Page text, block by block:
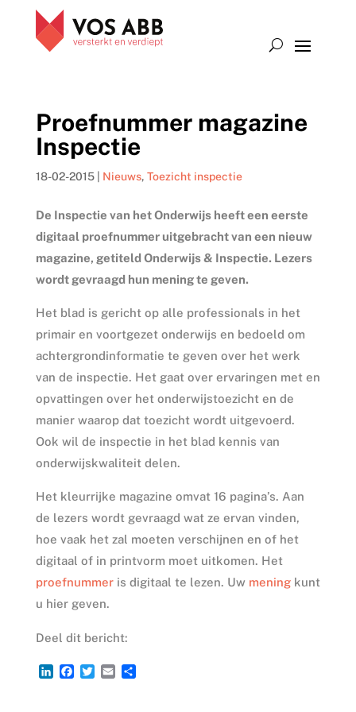
Proefnummer magazine
Inspectie
18-02-2015| Nieuws, Toezicht inspectie
De Inspectie van het Onderwijs heeft een eerste
digitaal proefnummer uitgebracht van een nieuw
magazine, getiteld Onderwijs & Inspectie. Lezers
wordt gevraagd hun mening te geven.
Het blad is gericht op alle professionals in het
primair en voortgezet onderwijs en bedoeld om
achtergrondinformatie te geven over het werk
van de inspectie. Het gaat over ervaringen met en
opvattingen over het onderwijstoezicht en de
manier waarop dat toezicht wordt uitgevoerd.
Ook wil de inspectie in het blad kennis van
onderwijskwaliteit delen.
Het kleurrijke magazine omvat 16 pagina’s. Aan
de lezers wordt gevraagd wat ze ervan vinden,
hoe vaak het zal moeten verschijnen en of het
digitaal of in printvorm moet uitkomen. Het
proefnummeris digitaal te lezen. Uw meningkunt
u hier geven.
Deel dit bericht:
L
F
T
E
D